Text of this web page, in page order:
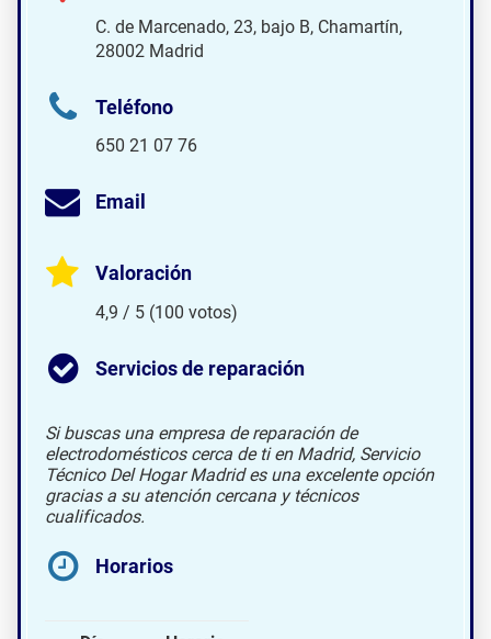
C. de Marcenado, 23, bajo B, Chamartín,
28002 Madrid
Teléfono
650 21 07 76
Email
Valoración
4,9 / 5 (100 votos)
Servicios de reparación
Si buscas una empresa de reparación de
electrodomésticos cerca de ti en Madrid, Servicio
Técnico Del Hogar Madrid es una excelente opción
gracias a su atención cercana y técnicos
cualificados.
Horarios